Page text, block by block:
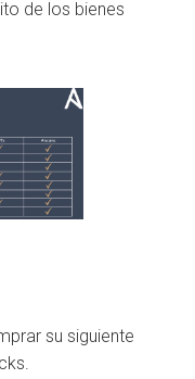
de los bienes
su siguiente